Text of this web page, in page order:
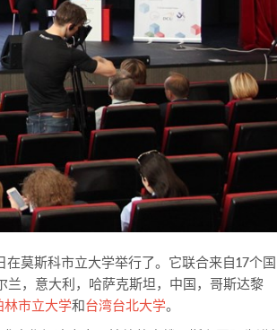
在莫斯科市立大学举行了。它联合来自17个
，意大利，哈萨克斯坦，中国，哥斯达黎
林市立大学和台湾台北大学。